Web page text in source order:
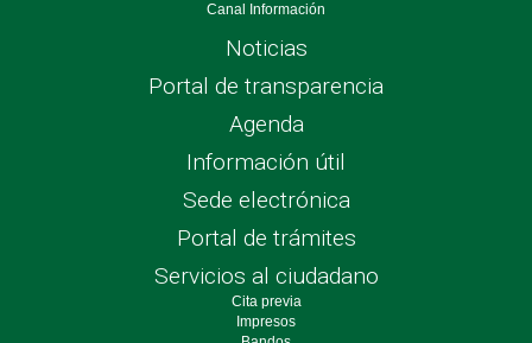
Canal Información
Noticias
Portal de transparencia
Agenda
Información útil
Sede electrónica
Portal de trámites
Servicios al ciudadano
Cita previa
Impresos